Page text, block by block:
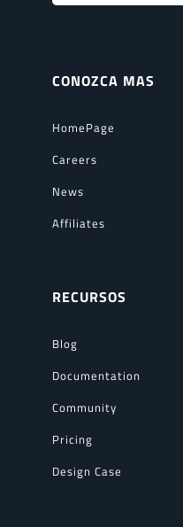
CONOZCA MAS
HomePage
Careers
News
Affiliates
RECURSOS
Blog
Documentation
Community
Pricing
Design Case